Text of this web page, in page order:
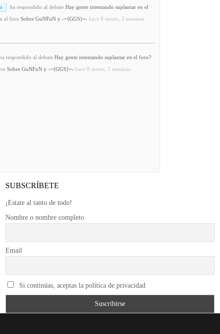
ha respondido al debate Hay gente intentando suplantar en el
el foro Sobre GuNFuN y -={GGS}=- hace 8 meses, 3 semanas
respondido al debate Hay gente intentando suplantar en el foro?
Sobre GuNFuN y -={GGS}=- hace 8 meses, 3 semanas
SUBSCRÍBETE
¡Estate al tanto de todo!
Nombre o nombre completo
Email
Si continúas, aceptas la política de privacidad